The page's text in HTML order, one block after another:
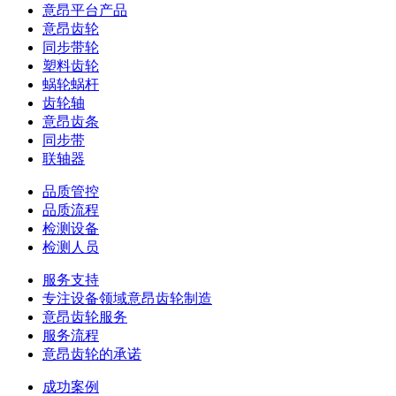
意昂平台产品
意昂齿轮
同步带轮
塑料齿轮
蜗轮蜗杆
齿轮轴
意昂齿条
同步带
联轴器
品质管控
品质流程
检测设备
检测人员
服务支持
专注设备领域意昂齿轮制造
意昂齿轮服务
服务流程
意昂齿轮的承诺
成功案例